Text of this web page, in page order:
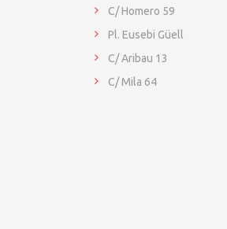
C/ Homero 59
Pl. Eusebi Güell
C/ Aribau 13
C/ Mila 64